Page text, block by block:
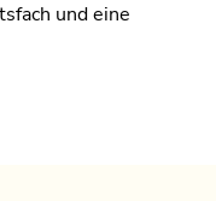
und eine